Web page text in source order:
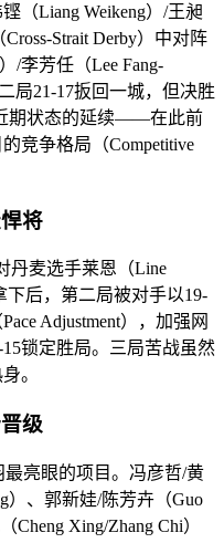
（Liang Weikeng）/王昶
Strait Derby）中对阵
/李芳任（Lee Fang-
局21-17扳回一城，但决胜
期状态的延续——在此前
竞争格局（Competitive
将
丹麦选手莱恩（Line
下后，第二局被对手以19-
Adjustment），加强网
锁定胜局。三局苦战虽然
。
级
最亮眼的项目。冯彦哲/黄
）、郭新娃/陈芳卉（Guo
Cheng Xing/Zhang Chi）